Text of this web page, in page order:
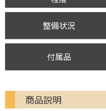
整備状況
付属品
商品説明